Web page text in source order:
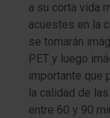
a su corta vida
acuestes en la
se tomarán
PET y luego
importante que
la calidad de
entre 60 y 90